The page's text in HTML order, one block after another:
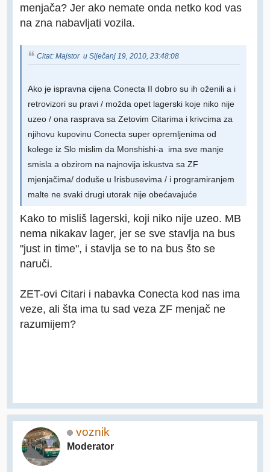
menjača? Jer ako nemate onda netko kod vas
na zna nabavljati vozila.
Citat: Majstor u Siječanj 19, 2010, 23:48:08
Ako je ispravna cijena Conecta II dobro su ih oženili a i
retrovizori su pravi / možda opet lagerski koje niko nije
uzeo / ona rasprava sa Zetovim Citarima i krivcima za
njihovu kupovinu Conecta super opremljenima od
kolege iz Slo mislim da Monshishi-a ima sve manje
smisla a obzirom na najnovija iskustva sa ZF
mjenjačima/ doduše u Irisbusevima / i programiranjem
malte ne svaki drugi utorak nije obećavajuće
Kako to misliš lagerski, koji niko nije uzeo. MB
nema nikakav lager, jer se sve stavlja na bus
"just in time", i stavlja se to na bus što se
naruči.
ZET-ovi Citari i nabavka Conecta kod nas ima
veze, ali šta ima tu sad veza ZF menjač ne
razumijem?
voznik
Moderator